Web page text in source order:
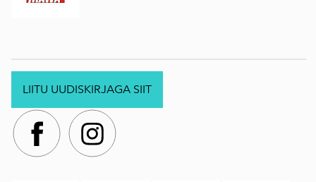
LIITU UUDISKIRJAGA SIIT